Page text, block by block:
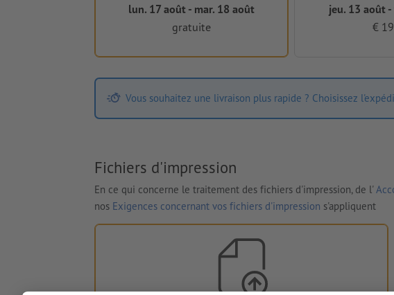
lun. 17 août - mar. 18 août
gratuite
jeu. 13 août
€
Vous souhaitez une livraison plus rapide ? Choisissez
Fichiers d'impression
En ce qui concerne le traitement des fichiers d'impression, de l'
nos Exigences concernant vos fichiers d'impression s'appliquent